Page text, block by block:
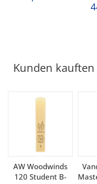
Kunden
AW Woodwinds
120 Student B-